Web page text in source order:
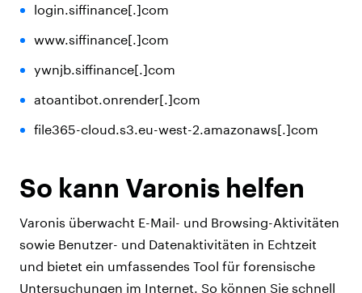
login.siffinance[.]com
www.siffinance[.]com
ywnjb.siffinance[.]com
atoantibot.onrender[.]com
file365-cloud.s3.eu-west-2.amazonaws[.]com
So kann Varonis helfen
Varonis überwacht E-Mail- und Browsing-Aktivitäten
sowie Benutzer- und Datenaktivitäten in Echtzeit
und bietet ein umfassendes Tool für forensische
Untersuchungen im Internet. So können Sie schnell